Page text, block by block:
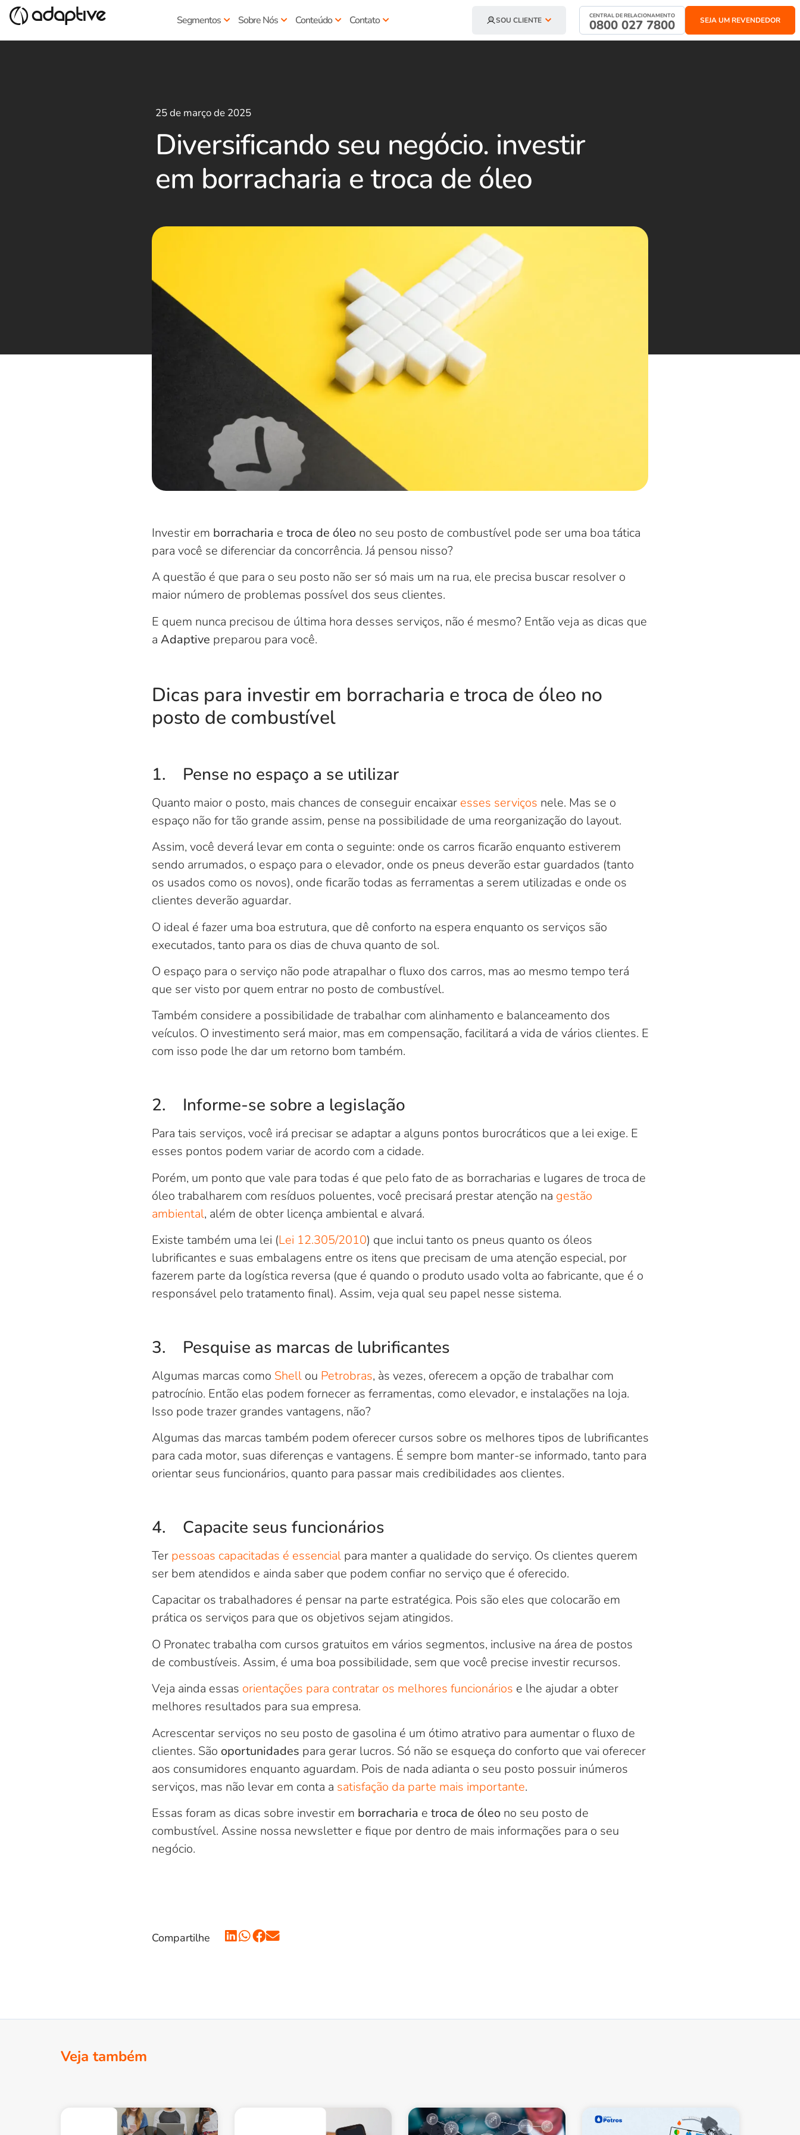
Segmentos Sobre Nós Conteúdo Contato SOU CLIENTE CENTRAL DE RELACIONAMENTO
0800 027 7800 SEJA UM REVENDEDOR
25 de março de 2025
Diversificando seu negócio. investir
em borracharia e troca de óleo
Investir em borracharia e troca de óleono seu posto de combustível pode ser uma boa tática
para você se diferenciar da concorrência. Já pensou nisso?
A questão é que para o seu posto não ser só mais um na rua, ele precisa buscar resolver o
maior número de problemas possível dos seus clientes.
E quem nunca precisou de última hora desses serviços, não é mesmo? Então veja as dicas que
a Adaptive preparou para você.
Dicas para investir em borracharia e troca de óleo no
posto de combustível
1. Pense no espaço a se utilizar
Quanto maior o posto, mais chances de conseguir encaixar esses serviços nele. Mas se o
espaço não for tão grande assim, pense na possibilidade de uma reorganização do layout.
Assim, você deverá levar em conta o seguinte: onde os carros ficarão enquanto estiverem
sendo arrumados, o espaço para o elevador, onde os pneus deverão estar guardados (tanto
os usados como os novos), onde ficarão todas as ferramentas a serem utilizadas e onde os
clientes deverão aguardar.
O ideal é fazer uma boa estrutura, que dê conforto na espera enquanto os serviços são
executados, tanto para os dias de chuva quanto de sol.
O espaço para o serviço não pode atrapalhar o fluxo dos carros, mas ao mesmo tempo terá
que ser visto por quem entrar no posto de combustível.
Também considere a possibilidade de trabalhar com alinhamento e balanceamento dos
veículos. O investimento será maior, mas em compensação, facilitará a vida de vários clientes. E
com isso pode lhe dar um retorno bom também.
2. Informe-se sobre a legislação
Para tais serviços, você irá precisar se adaptar a alguns pontos burocráticos que a lei exige. E
esses pontos podem variar de acordo com a cidade.
Porém, um ponto que vale para todas é que pelo fato de as borracharias e lugares de troca de
óleo trabalharem com resíduos poluentes, você precisará prestar atenção na gestão
ambiental, além de obter licença ambiental e alvará.
Existe também uma lei (Lei 12.305/2010) que inclui tanto os pneus quanto os óleos
lubrificantes e suas embalagens entre os itens que precisam de uma atenção especial, por
fazerem parte da logística reversa (que é quando o produto usado volta ao fabricante, que é o
responsável pelo tratamento final). Assim, veja qual seu papel nesse sistema.
3. Pesquise as marcas de lubrificantes
Algumas marcas como Shellou Petrobras, às vezes, oferecem a opção de trabalhar com
patrocínio. Então elas podem fornecer as ferramentas, como elevador, e instalações na loja.
Isso pode trazer grandes vantagens, não?
Algumas das marcas também podem oferecer cursos sobre os melhores tipos de lubrificantes
para cada motor, suas diferenças e vantagens. É sempre bom manter-se informado, tanto para
orientar seus funcionários, quanto para passar mais credibilidades aos clientes.
4. Capacite seus funcionários
Ter pessoas capacitadas é essencialpara manter a qualidade do serviço. Os clientes querem
ser bem atendidos e ainda saber que podem confiar no serviço que é oferecido.
Capacitar os trabalhadores é pensar na parte estratégica. Pois são eles que colocarão em
prática os serviços para que os objetivos sejam atingidos.
O Pronatec trabalha com cursos gratuitos em vários segmentos, inclusive na área de postos
de combustíveis. Assim, é uma boa possibilidade, sem que você precise investir recursos.
Veja ainda essas orientações para contratar os melhores funcionários e lhe ajudar a obter
melhores resultados para sua empresa.
Acrescentar serviços no seu posto de gasolina é um ótimo atrativo para aumentar o fluxo de
clientes. São oportunidades para gerar lucros. Só não se esqueça do conforto que vai oferecer
aos consumidores enquanto aguardam. Pois de nada adianta o seu posto possuir inúmeros
serviços, mas não levar em conta a satisfação da parte mais importante.
Essas foram as dicas sobre investir em borracharia e troca de óleono seu posto de
combustível. Assine nossa newsletter e fique por dentro de mais informações para o seu
negócio.
Compartilhe
Veja também